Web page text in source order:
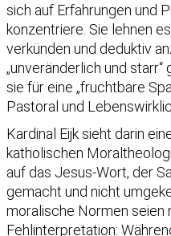
sich auf Erfahrungen und
konzentriere. Sie lehnen
verkünden und deduktiv
„unveränderlich und
sie für eine „fruchtbare
Pastoral und
Kardinal Eijk sieht darin
katholischen
auf das Jesus-Wort, der
gemacht und nicht
moralische Normen seien
Fehlinterpretation: